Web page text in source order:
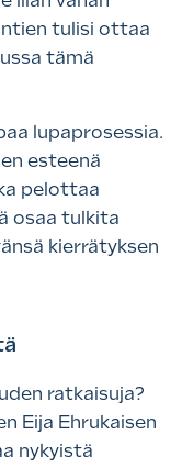
tulisi ottaa
tämä
lupaprosessia.
esteenä
pelottaa
osaa tulkita
kierrätyksen
ratkaisuja?
Eija Ehrukaisen
nykyistä